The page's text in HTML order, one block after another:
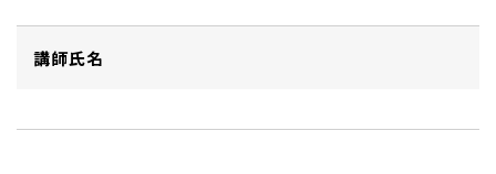
講師氏名